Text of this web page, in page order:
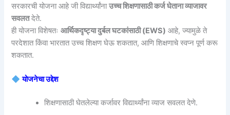
सरकारची योजना आहे जी विद्यार्थ्यांनाउच्च शिक्षणासाठी कर्ज घेताना व्याजावर
सवलतदेते.
ही योजना विशेषतःआर्थिकदृष्ट्या दुर्बल घटकांसाठी (EWS) आहे, ज्यामुळे ते
परदेशात किंवा भारतात उच्च शिक्षण घेऊ शकतात, आणि शिक्षणाचे स्वप्न पूर्ण करू
शकतात.
योजनेचा उद्देश
शिक्षणासाठी घेतलेल्या कर्जावर विद्यार्थ्यांना व्याज सवलत देणे.